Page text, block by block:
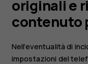
Nokia
2.1
originali e
contenuto
Nell’eventualità di
impostazioni del